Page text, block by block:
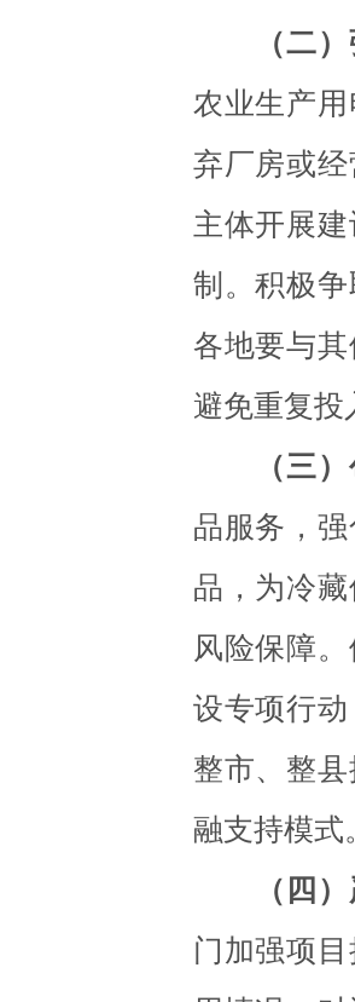
（二）
农业生产
弃厂房或
主体开展
制。积极
各地要与
避免重复投
（三
品服务，
品，为冷
风险保障
设专项行
整市、整
融支持模式
（四
门加强项